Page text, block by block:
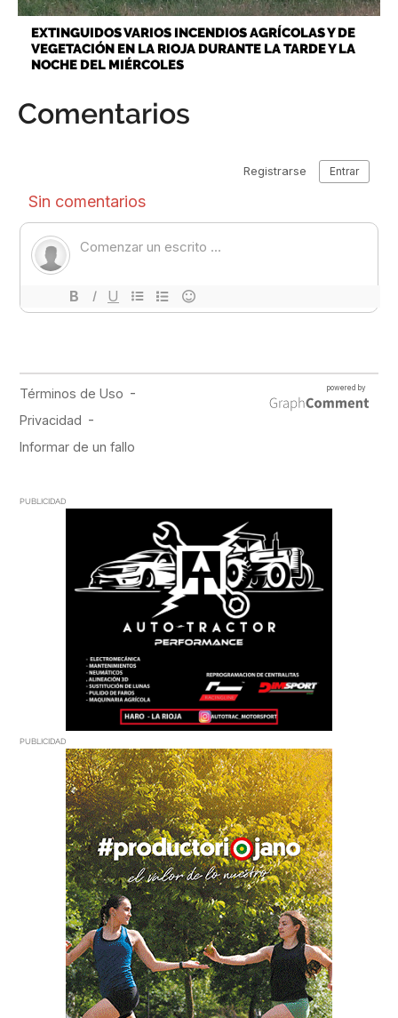
EXTINGUIDOS VARIOS INCENDIOS AGRÍCOLAS Y DE
VEGETACIÓN EN LA RIOJA DURANTE LA TARDE Y LA
NOCHE DEL MIÉRCOLES
Comentarios
PUBLICIDAD
PUBLICIDAD